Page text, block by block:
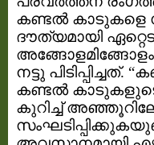
കണ്ടൽ കാടുകളെ
ദൗത്യമായി
നട്ടു പിടിപ്പിച്ചത്.
കണ്ടൽ
കുറിച്ച്